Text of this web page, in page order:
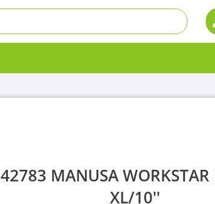
42783 MANUSA WORKSTAR
XL/10''